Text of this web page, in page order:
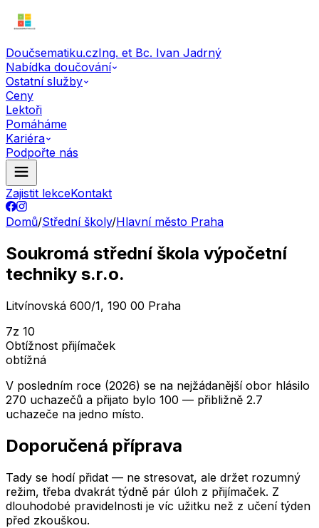
Doučsematiku.czIng. et Bc. Ivan Jadrný
Nabídka doučování
Ostatní služby
Ceny
Lektoři
Pomáháme
Kariéra
Podpořte nás
Zajistit lekceKontakt
Domů/Střední školy/Hlavní město Praha
Soukromá střední škola výpočetní
techniky s.r.o.
Litvínovská 600/1, 190 00 Praha
7z 10
Obtížnost přijímaček
obtížná
V posledním roce (2026) se na nejžádanější obor hlásilo
270 uchazečů a přijato bylo 100 — přibližně 2.7
uchazeče na jedno místo.
Doporučená příprava
Tady se hodí přidat — ne stresovat, ale držet rozumný
režim, třeba dvakrát týdně pár úloh z přijímaček. Z
dlouhodobé pravidelnosti je víc užitku než z učení týden
před zkouškou.